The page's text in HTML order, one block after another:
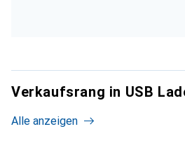
Verkaufsrang in USB
Alle anzeigen